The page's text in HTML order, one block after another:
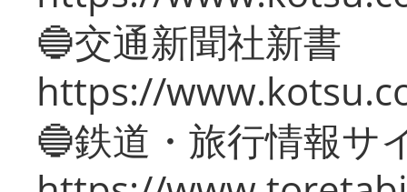
🔵交通新聞社新書
https://
🔵鉄道・旅行情報サ